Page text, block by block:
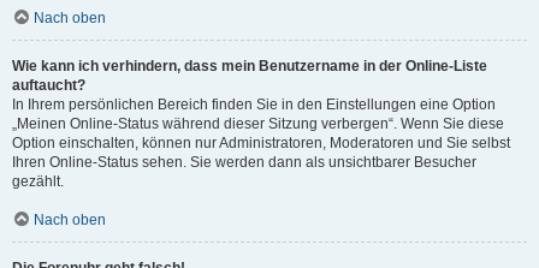
Nach oben
Wie kann ich verhindern, dass mein Benutzername in der Online-Liste
auftaucht?
In Ihrem persönlichen Bereich finden Sie in den Einstellungen eine Option
„Meinen Online-Status während dieser Sitzung verbergen“. Wenn Sie diese
Option einschalten, können nur Administratoren, Moderatoren und Sie selbst
Ihren Online-Status sehen. Sie werden dann als unsichtbarer Besucher
gezählt.
Nach oben